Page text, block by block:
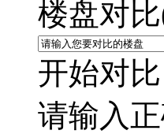
楼盘对
开始对比
请输入